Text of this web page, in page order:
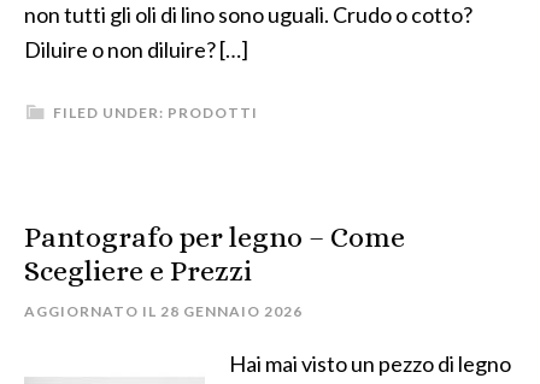
non tutti gli oli di lino sono uguali. Crudo o cotto?
Diluire o non diluire? […]
FILED UNDER: PRODOTTI
Pantografo per legno​ – Come
Scegliere e Prezzi
AGGIORNATO IL 28 GENNAIO 2026
Hai mai visto un pezzo di legno